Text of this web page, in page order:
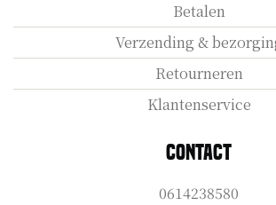
Betalen
Verzending &
Retourneren
Klantenservice
Contact
0614238580